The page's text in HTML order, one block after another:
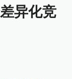
异化竞